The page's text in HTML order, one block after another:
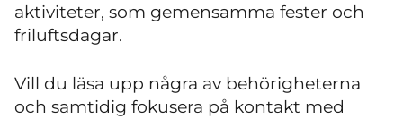
aktiviteter, som gemensamma fester och
friluftsdagar.
Vill du läsa upp några av behörigheterna
och samtidig fokusera på kontakt med